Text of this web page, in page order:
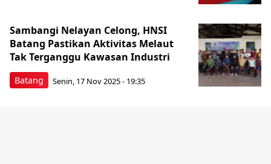
Batang
Sambangi Nelayan Celong, HNSI
Batang Pastikan Aktivitas Melaut
Tak Terganggu Kawasan Industri
Senin, 17 Nov 2025 - 19:35